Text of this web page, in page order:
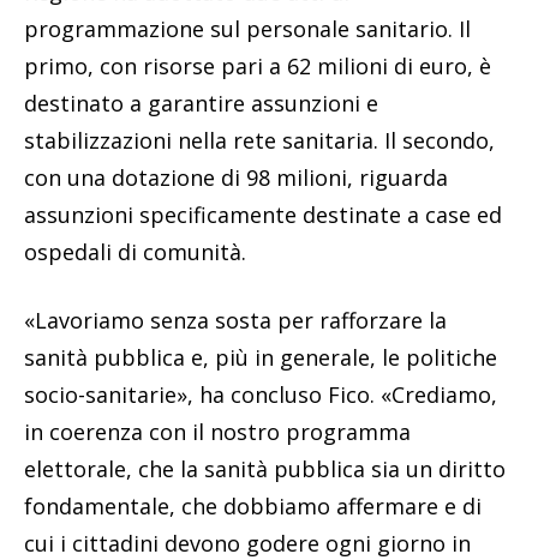
programmazione sul personale sanitario. Il
primo, con risorse pari a 62 milioni di euro, è
destinato a garantire assunzioni e
stabilizzazioni nella rete sanitaria. Il secondo,
con una dotazione di 98 milioni, riguarda
assunzioni specificamente destinate a case ed
ospedali di comunità.
«Lavoriamo senza sosta per rafforzare la
sanità pubblica e, più in generale, le politiche
socio-sanitarie», ha concluso Fico. «Crediamo,
in coerenza con il nostro programma
elettorale, che la sanità pubblica sia un diritto
fondamentale, che dobbiamo affermare e di
cui i cittadini devono godere ogni giorno in